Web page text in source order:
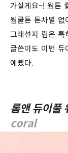
가실게요~! 웜톤
웜쿨톤 톤차별 없
그래선지 립은
글쓴이도 이번 듀
예뻤다.
롬앤 듀이풀
coral